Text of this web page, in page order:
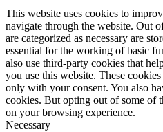
This website uses cookies to
navigate through the website. Out
are categorized as necessary are
essential for the working of basic
also use third-party cookies that
you use this website. These
only with your consent. You also
cookies. But opting out of some of
on your browsing experience.
Necessary